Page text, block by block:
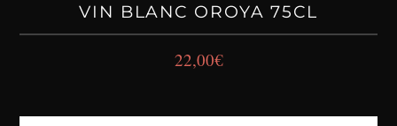
VIN BLANC OROYA 75CL
22,00€